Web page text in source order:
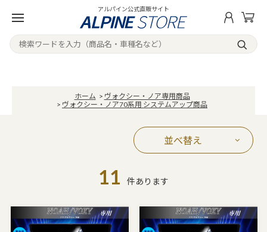
アルパイン公式直販サイト
ホーム > ヴォクシー・ノア専用商品
> ヴォクシー・ノア70系用 システムアップ商品
並べ替え
11 件あります